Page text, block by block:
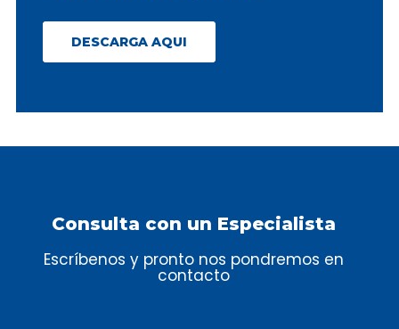
DESCARGA AQUI
Consulta con un Especialista
Escríbenos y pronto nos pondremos en
contacto